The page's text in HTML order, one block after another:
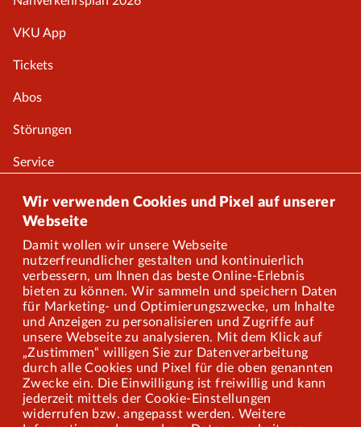
Wir verwenden Cookies und Pixel auf unserer
Webseite
Damit wollen wir unsere Webseite
nutzerfreundlicher gestalten und kontinuierlich
verbessern, um Ihnen das beste Online-Erlebnis
bieten zu können. Wir sammeln und speichern Daten
für Marketing- und Optimierungszwecke, um Inhalte
und Anzeigen zu personalisieren und Zugriffe auf
unsere Webseite zu analysieren. Mit dem Klick auf
„Zustimmen“ willigen Sie zur Datenverarbeitung
durch alle Cookies und Pixel für die oben genannten
Zwecke ein. Die Einwilligung ist freiwillig und kann
jederzeit mittels der Cookie-Einstellungen
widerrufen bzw. angepasst werden. Weitere
VKU App
Tickets
Abos
Störungen
Service
Onlineshop
Über uns
Karriere
Presse
Mitarbeiterportal
Barrierefreiheit